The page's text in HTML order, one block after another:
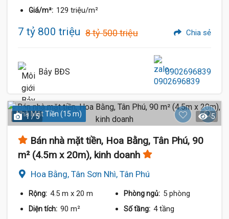
Giá/m²: 129 triệu/m²
7 tỷ 800 triệu 8 tỷ 500 triệu Chia sẻ
Bảy BĐS 0902696839
Nhà Mặt Tiền (15 m)
1 / 5 5
Bán nhà mặt tiền, Hoa Bằng, Tân Phú, 90
m² (4.5m x 20m), kinh doanh
Hoa Bằng, Tân Sơn Nhì, Tân Phú
Rộng: 4.5 m x 20 m Phòng ngủ: 5 phòng
Diện tích: 90 m² Số tầng: 4 tầng